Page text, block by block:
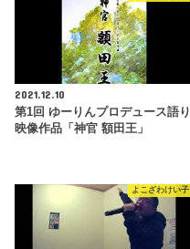
2021.12.10
第1回 ゆーりんプロデュース語り
映像作品「神官 額田王」
よこざわけい子